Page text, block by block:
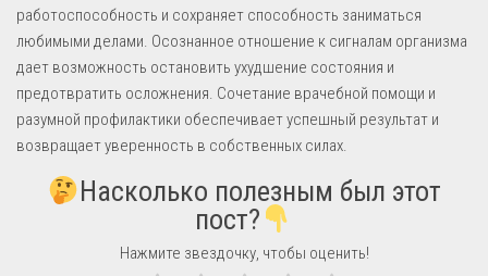
работоспособность и сохраняет способность заниматься
любимыми делами. Осознанное отношение к сигналам организма
дает возможность остановить ухудшение состояния и
предотвратить осложнения. Сочетание врачебной помощи и
разумной профилактики обеспечивает успешный результат и
возвращает уверенность в собственных силах.
Насколько полезным был этот
пост?
Нажмите звездочку, чтобы оценить!